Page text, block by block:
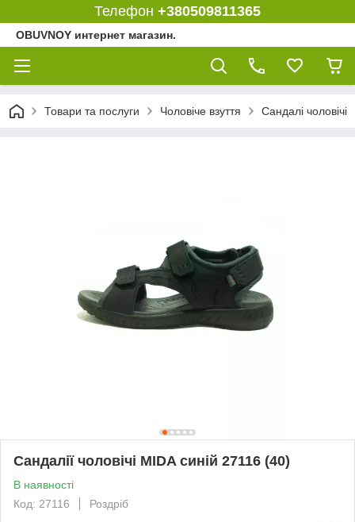
Телефон +380509811365
OBUVNOY интернет магазин.
Товари та послуги Чоловіче взуття Сандалі чоловічі
Сандалії чоловічі MIDA синій 27116 (40)
В наявності
Код: 27116
Роздріб